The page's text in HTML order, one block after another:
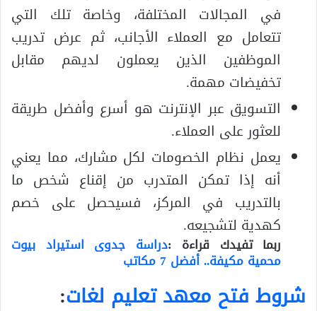
في المجالات المختلفة، وخاصة تلك التي
تتعامل مع العملاء الأجانب، ثم عرض تدريب
الموظفين الذين يعملون لديهم مقابل
تخفيضات مهمة.
التسويق عبر الإنترنت هو أسرع وأفضل طريقة
للعثور على العملاء.
يعمل نظام الخصومات لكل مشارك، مما يعني
أنه إذا تمكن المتدرب من إقناع شخص ما
بالتدريب في المركز، فسيحصل على خصم
كهدية لتشجيعه.
ربما تفيدك قراءة :دراسة جدوى استيراد بيوت
محمية مكيفة.. أفضل 7 مكاتب
شروط فتح معهد تعليم لغات: